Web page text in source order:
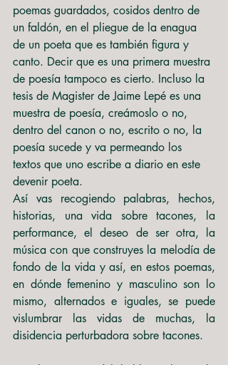
poemas guardados, cosidos dentro de
un faldón, en el pliegue de la enagua
de un poeta que es también figura y
canto. Decir que es una primera muestra
de poesía tampoco es cierto. Incluso la
tesis de Magister de Jaime Lepé es una
muestra de poesía, creámoslo o no,
dentro del canon o no, escrito o no, la
poesía sucede y va permeando los
textos que uno escribe a diario en este
devenir poeta.
Así vas recogiendo palabras, hechos,
historias, una vida sobre tacones, la
performance, el deseo de ser otra, la
música con que construyes la melodía de
fondo de la vida y así, en estos poemas,
en dónde femenino y masculino son lo
mismo, alternados e iguales, se puede
vislumbrar las vidas de muchas, la
disidencia perturbadora sobre tacones.